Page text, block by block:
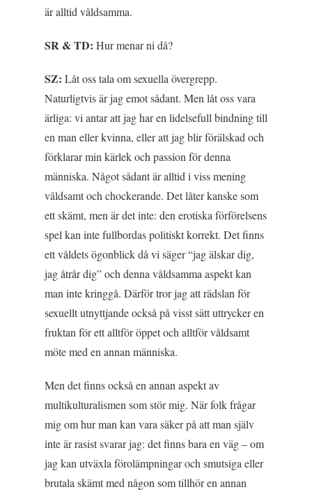
är alltid våldsamma.
SR & TD: Hur menar ni då?
SZ: Låt oss tala om sexuella övergrepp.
Naturligtvis är jag emot sådant. Men låt oss vara
ärliga: vi antar att jag har en lidelsefull bindning till
en man eller kvinna, eller att jag blir förälskad och
förklarar min kärlek och passion för denna
människa. Något sådant är alltid i viss mening
våldsamt och chockerande. Det låter kanske som
ett skämt, men är det inte: den erotiska förförelsens
spel kan inte fullbordas politiskt korrekt. Det finns
ett våldets ögonblick då vi säger “jag älskar dig,
jag åtrår dig” och denna våldsamma aspekt kan
man inte kringgå. Därför tror jag att rädslan för
sexuellt utnyttjande också på visst sätt uttrycker en
fruktan för ett alltför öppet och alltför våldsamt
möte med en annan människa.
Men det finns också en annan aspekt av
multikulturalismen som stör mig. När folk frågar
mig om hur man kan vara säker på att man själv
inte är rasist svarar jag: det finns bara en väg – om
jag kan utväxla förolämpningar och smutsiga eller
brutala skämt med någon som tillhör en annan